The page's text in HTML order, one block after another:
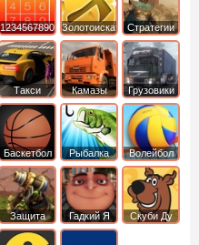
1234567890 ЗолотоискательСтратегии
Такси Камазы Грузовики
Баскетбол Рыбалка Волейбол
Защита
башни
Гадкий Я Скуби Ду